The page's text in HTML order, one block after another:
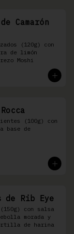
Camarón
(120g) con
de limón
Moshi
(100g) con
base de
de Rib Eye
con salsa
morada y
de harina